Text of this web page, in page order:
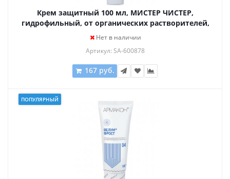
Крем защитный 100 мл, МИСТЕР ЧИСТЕР,
гидрофильный, от органических растворителей,
технических масел, 19251
Нет в наличии
Артикул: SA-600878
167 руб.
ПОПУЛЯРНЫЙ